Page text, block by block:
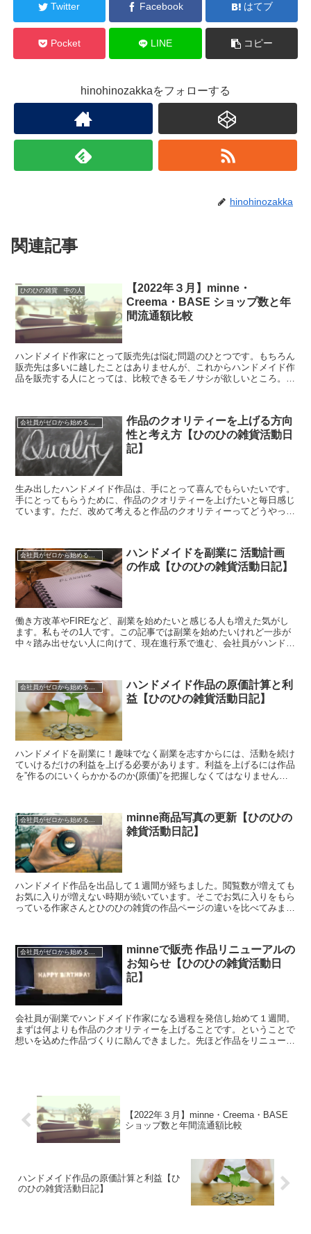
Twitter Facebook はてブ
Pocket LINE コピー
hinohinozakkaをフォローする
hinohinozakka
関連記事
ひのひの雑貨 中の人
【2022年３月】minne・
Creema・BASE ショップ数と年
間流通額比較
ハンドメイド作家にとって販売先は悩む問題のひとつです。もちろん
販売先は多いに越したことはありませんが、これからハンドメイド作
品を販売する人にとっては、比較できるモノサシが欲しいところ。と
会社員がゼロから始めるハンドメイド活動
作品のクオリティーを上げる方向
性と考え方【ひのひの雑貨活動日
記】
生み出したハンドメイド作品は、手にとって喜んでもらいたいです。
手にとってもらうために、作品のクオリティーを上げたいと毎日感じ
ています。ただ、改めて考えると作品のクオリティーってどうやって
ハンドメイドを副業に 活動計画
の作成【ひのひの雑貨活動日記】
働き方改革やFIREなど、副業を始めたいと感じる人も増えた気がし
ます。私もその1人です。この記事では副業を始めたいけれど一歩が
中々踏み出せない人に向けて、現在進行系で進む、会社員がハンドメ
会社員がゼロから始めるハンドメイド活動
ハンドメイド作品の原価計算と利
益【ひのひの雑貨活動日記】
ハンドメイドを副業に！趣味でなく副業を志すからには、活動を続け
ていけるだけの利益を上げる必要があります。利益を上げるには作品
を”作るのにいくらかかるのか(原価)”を把握しなくてはなりません。
minne商品写真の更新【ひのひの
雑貨活動日記】
ハンドメイド作品を出品して１週間が経ちました。閲覧数が増えても
お気に入りが増えない時期が続いています。そこでお気に入りをもら
っている作家さんとひのひの雑貨の作品ページの違いを比べてみまし
minneで販売 作品リニューアルの
お知らせ【ひのひの雑貨活動日
記】
会社員が副業でハンドメイド作家になる過程を発信し始めて１週間。
まずは何よりも作品のクオリティーを上げることです。ということで
想いを込めた作品づくりに励んできました。先ほど作品をリニューア
【2022年３月】minne・Creema・BASE
ショップ数と年間流通額比較
ハンドメイド作品の原価計算と利益【ひ
のひの雑貨活動日記】